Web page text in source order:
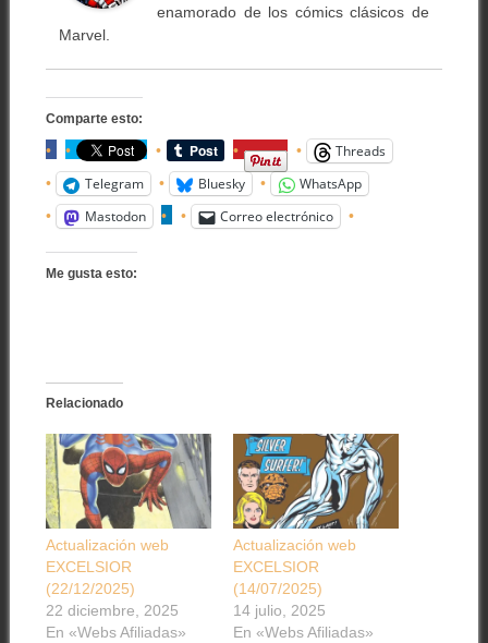
enamorado de los cómics clásicos de
Marvel.
Comparte esto:
Threads
Telegram
Bluesky
WhatsApp
Mastodon
Correo electrónico
Me gusta esto:
Relacionado
Actualización web
EXCELSIOR
(22/12/2025)
22 diciembre, 2025
En «Webs Afiliadas»
Actualización web
EXCELSIOR
(14/07/2025)
14 julio, 2025
En «Webs Afiliadas»